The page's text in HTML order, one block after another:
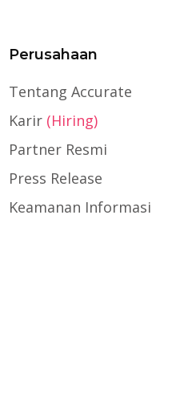
Perusahaan
Tentang Accurate
Karir (Hiring)
Partner Resmi
Press Release
Keamanan Informasi